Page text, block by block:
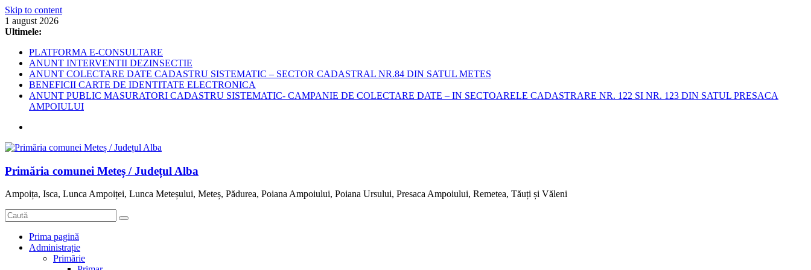
Skip to content
1 august 2026
Ultimele:
PLATFORMA E-CONSULTARE
ANUNT INTERVENTII DEZINSECTIE
ANUNT COLECTARE DATE CADASTRU SISTEMATIC – SECTOR CADASTRAL NR.84 DIN SATUL METES
BENEFICII CARTE DE IDENTITATE ELECTRONICA
ANUNT PUBLIC MASURATORI CADASTRU SISTEMATIC- CAMPANIE DE COLECTARE DATE – IN SECTOARELE CADASTRARE NR. 122 SI NR. 123 DIN SATUL PRESACA
AMPOIULUI
Primăria comunei Meteș / Județul Alba
Ampoița, Isca, Lunca Ampoiței, Lunca Meteșului, Meteș, Pădurea, Poiana Ampoiului, Poiana Ursului, Presaca Ampoiului, Remetea, Tăuți și Văleni
Prima pagină
Administrație
Primărie